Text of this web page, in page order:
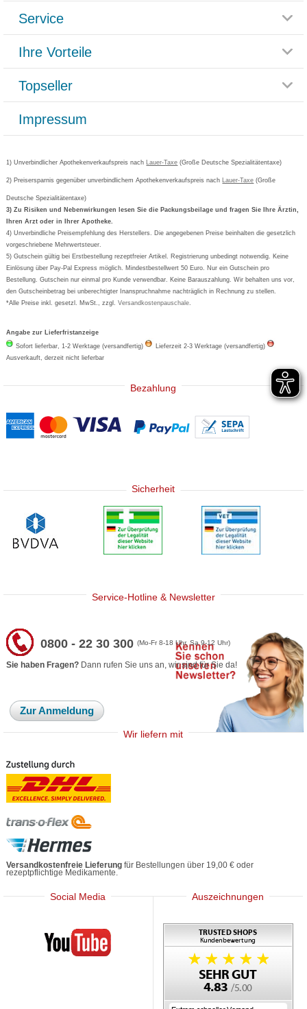
Glossar
Häufig gestellte Fragen
Datenschutz
AGB
Cookie-Einstellungen
Vertrag widerrufen
Service
Rücksendemöglichkeit
Paketlieferstatus
Versandkosten
Bestellschein ausfüllen
Newsletteranmeldung
Ihre Vorteile
Rezeptlieferung
Bonusprogramm
Gutschein und Rabatte
Kundenbewertung
Topseller
Grippostad
Bepanthen
Formoline
Wick
Eucerin
Basica
Impressum
1) Unverbindlicher Apothekenverkaufspreis nach Lauer-Taxe (Große Deutsche Spezialitätentaxe)
2) Preisersparnis gegenüber unverbindlichem Apothekenverkaufspreis nach Lauer-Taxe (Große
Deutsche Spezialitätentaxe)
3) Zu Risiken und Nebenwirkungen lesen Sie die Packungsbeilage und fragen Sie Ihre Ärztin,
Ihren Arzt oder in Ihrer Apotheke.
4) Unverbindliche Preisempfehlung des Herstellers. Die angegebenen Preise beinhalten die gesetzlich
vorgeschriebene Mehrwertsteuer.
5) Gutschein gültig bei Erstbestellung rezeptfreier Artikel. Registrierung unbedingt notwendig. Keine
Einlösung über Pay-Pal Express möglich. Mindestbestellwert 50 Euro. Nur ein Gutschein pro
Bestellung. Gutschein nur einmal pro Kunde verwendbar. Keine Barauszahlung. Wir behalten uns vor,
den Gutscheinbetrag bei unberechtigter Inanspruchnahme nachträglich in Rechnung zu stellen.
*Alle Preise inkl. gesetzl. MwSt., zzgl.Versandkostenpauschale
Angabe zur Lieferfristanzeige
Sofort lieferbar, 1-2 Werktage (versandfertig)
Lieferzeit 2-3 Werktage (versandfertig)
Ausverkauft, derzeit nicht lieferbar
Bezahlung
Sicherheit
Service-Hotline & Newsletter
0800 - 22 30 300(Mo-Fr 8-18 Uhr, Sa 9-12 Uhr)
Sie haben Fragen? Dann rufen Sie uns an, wir sind für Sie da!
Zur Anmeldung
Wir liefern mit
Versandkostenfreie Lieferung für Bestellungen über 19,00 € oder
rezeptpflichtige Medikamente.
Social Media
Mediherz
Auszeichnungen